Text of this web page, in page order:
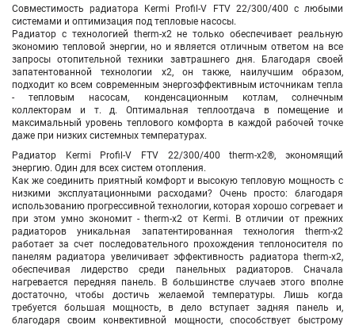
Совместимость радиатора Kermi Profil-V FTV 22/300/400 с любыми
системами и оптимизация под тепловые насосы.
Радиатор с технологией therm-x2 не только обеспечивает реальную
экономию тепловой энергии, но и является отличным ответом на все
запросы отопительной техники завтрашнего дня. Благодаря своей
запатентованной технологии x2, он также, наилучшим образом,
подходит ко всем современным энергоэффективным источникам тепла
- тепловым насосам, конденсационным котлам, солнечным
коллекторам и т. д. Оптимальная теплоотдача в помещение и
максимальный уровень теплового комфорта в каждой рабочей точке
даже при низких системных температурах.
Радиатор Kermi Profil-V FTV 22/300/400 therm-x2®, экономящий
энергию. Один для всех систем отопления.
Как же соединить приятный комфорт и высокую тепловую мощность с
низкими эксплуатационными расходами? Очень просто: благодаря
использованию прогрессивной технологии, которая хорошо согревает и
при этом умно экономит - therm-x2 от Kermi. В отличии от прежних
радиаторов уникальная запатентированная технология therm-x2
работает за счет последовательного прохождения теплоносителя по
панелям радиатора увеличивает эффективность радиатора therm-x2,
обеспечивая лидерство среди панельных радиаторов. Сначала
нагревается передняя панель. В большинстве случаев этого вполне
достаточно, чтобы достичь желаемой температуры. Лишь когда
требуется большая мощность, в дело вступает задняя панель и,
благодаря своим конвективной мощности, способствует быстрому